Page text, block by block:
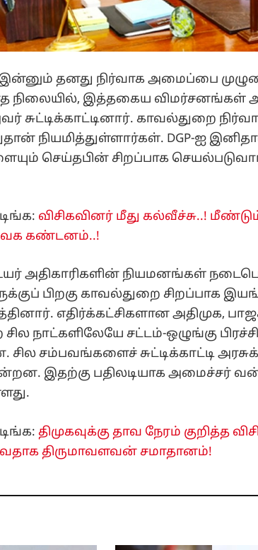
இன்னும் தனது நிர்வாக அமைப்பை
நிலையில், இத்தகைய
காவல்துறை
நியமித்துள்ளார்கள். DGP-ஐ
செய்தபின் சிறப்பாக
விசிகவினர் மீது கல்வீச்சு..!
கண்டனம்..!
அதிகாரிகளின் நியமனங்கள்
பிறகு காவல்துறை சிறப்பாக
எதிர்க்கட்சிகளான அதிமுக,
நாட்களிலேயே சட்டம்-ஒழுங்கு
சில சம்பவங்களைச் சுட்டிக்காட்டி
இதற்கு பதிலடியாக அமைச்சர்
திமுகவுக்கு தாவ நேரம் குறித்த
திருமாவளவன் சமாதானம்!